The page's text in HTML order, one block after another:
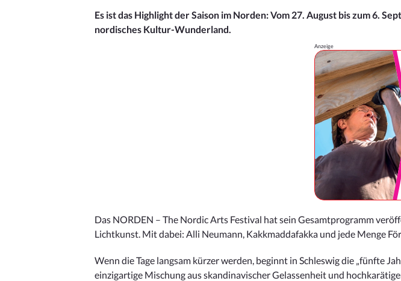
Es ist das Highlight der Saison im Norden: Vom 27. August bis zum 6.
nordisches Kultur-Wunderland.
Anzeige
Das NORDEN – The Nordic Arts Festival hat sein Gesamtprogramm
Lichtkunst. Mit dabei: Alli Neumann, Kakkmaddafakka und jede Menge
Wenn die Tage langsam kürzer werden, beginnt in Schleswig die „fünfte
einzigartige Mischung aus skandinavischer Gelassenheit und